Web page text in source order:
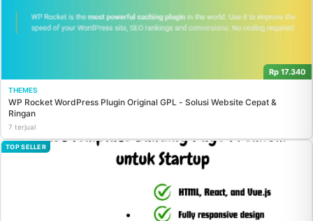
Rp 17.340
THEMES
WP Rocket WordPress Plugin Original GPL - Solusi Website Cepat &
Ringan
7 terjual
TOP SELLER